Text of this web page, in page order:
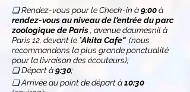
❏ Rendez-vous pour le Check-in à9:00à
rendez-vous au niveau de l'entrée du parc
zoologique de Paris, avenue daumesnil à
Paris 12, devant le "Akita Cafe" (nous
recommandons la plus grande ponctualité
pour la livraison des écouteurs);
❏ Départ à9:30;
❏ Arrivée au point de départ à10:30